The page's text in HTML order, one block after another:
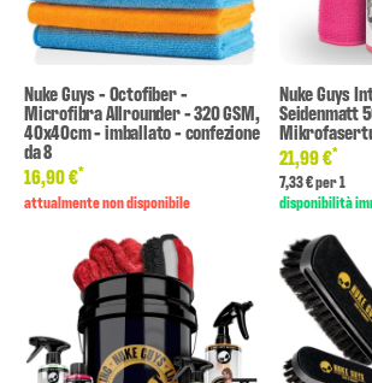
Nuke Guys - Octofiber -
Microfibra Allrounder - 320 GSM,
40x40cm - imballato - confezione
da 8
16,90 €*
attualmente non disponibile
Nuke Guys
Seidenmatt
21,99 €*
7,33 € per 1
disponibilità